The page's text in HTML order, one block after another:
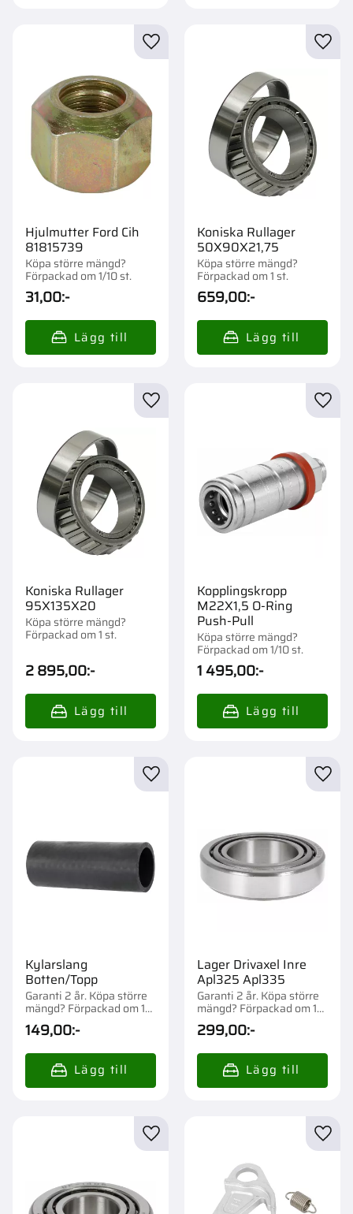
Hjulmutter Ford Cih
81815739
Köpa större mängd?
Förpackad om 1/10 st.
31,00:-
Lägg till i favoriter
Koniska Rullager
50X90X21,75
Köpa större mängd?
Förpackad om 1 st.
659,00:-
Koniska Rullager
95X135X20
Köpa större mängd?
Förpackad om 1 st.
2 895,00:-
Lägg till i favoriter
Kopplingskropp
M22X1,5 O-Ring
Push-Pull
Köpa större mängd?
Förpackad om 1/10 st.
1 495,00:-
Kylarslang
Botten/Topp
Garanti 2 år. Köpa större
mängd? Förpackad om 1
st.
149,00:-
Lägg till i favoriter
Lager Drivaxel Inre
Apl325 Apl335
Garanti 2 år. Köpa större
mängd? Förpackad om 1
st.
299,00:-
Lägg till i favoriter